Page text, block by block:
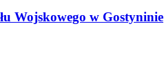
Wojskowego w Gostyninie